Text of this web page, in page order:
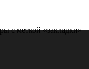
с меткой «закладки»